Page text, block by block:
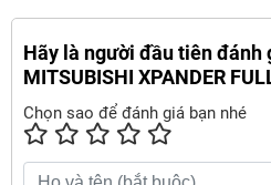
Hãy là người đầu tiên đánh
MITSUBISHI XPANDER
Chọn sao để đánh giá bạn nhé